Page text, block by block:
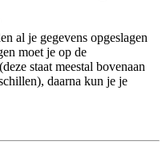
al je gegevens opgeslagen
moet je op de
staat meestal bovenaan
daarna kun je je